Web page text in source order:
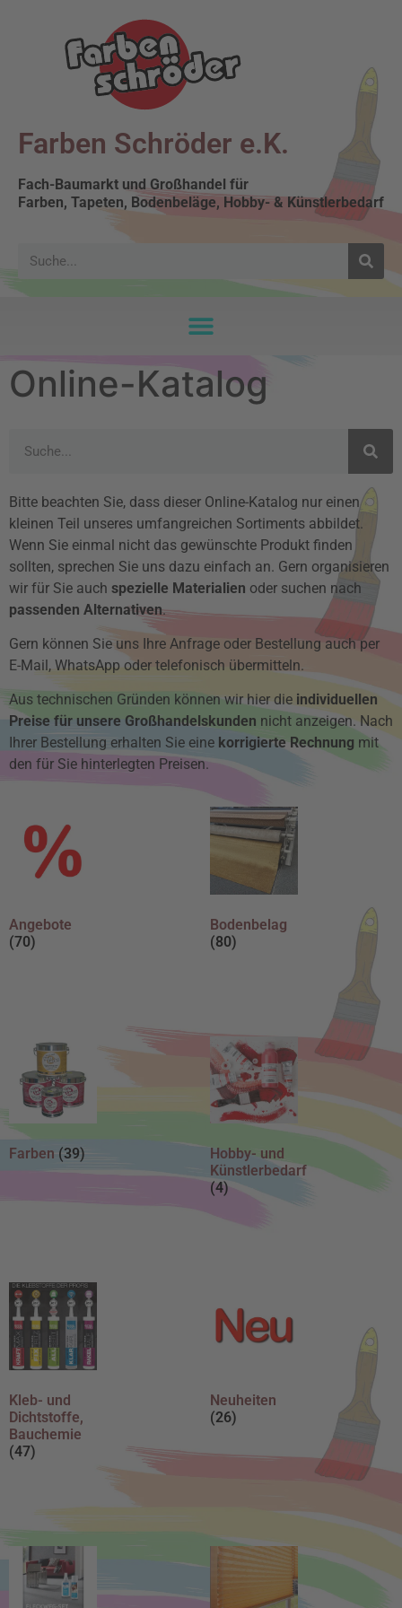
Farben Schröder e.K.
Fach-Baumarkt und Großhandel für
Farben, Tapeten, Bodenbeläge, Hobby- & Künstlerbedarf
Online-Katalog
Bitte beachten Sie, dass dieser Online-Katalog nur einen
kleinen Teil unseres umfangreichen Sortiments abbildet.
Wenn Sie einmal nicht das gewünschte Produkt finden
sollten, sprechen Sie uns dazu einfach an. Gern organisieren
wir für Sie auch spezielle Materialien oder suchen nach
passenden Alternativen.
Gern können Sie uns Ihre Anfrage oder Bestellung auch per
E-Mail, WhatsApp oder telefonisch übermitteln.
Aus technischen Gründen können wir hier die individuellen
Preise für unsere Großhandelskunden nicht anzeigen. Nach
Ihrer Bestellung erhalten Sie eine korrigierte Rechnung mit
den für Sie hinterlegten Preisen.
Angebote
(70)
Bodenbelag
(80)
Farben (39)
Hobby- und
Künstlerbedarf
(4)
Kleb- und
Dichtstoffe,
Bauchemie
(47)
Neuheiten
(26)